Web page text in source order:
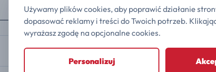
Używamy plików cookies, aby poprawić działanie
dopasować reklamy i treści do Twoich potrzeb.
wyrażasz zgodę na opcjonalne cookies.
Personalizuj